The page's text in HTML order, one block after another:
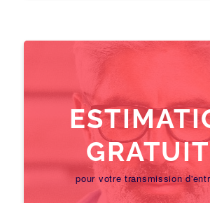
pour votre transmission